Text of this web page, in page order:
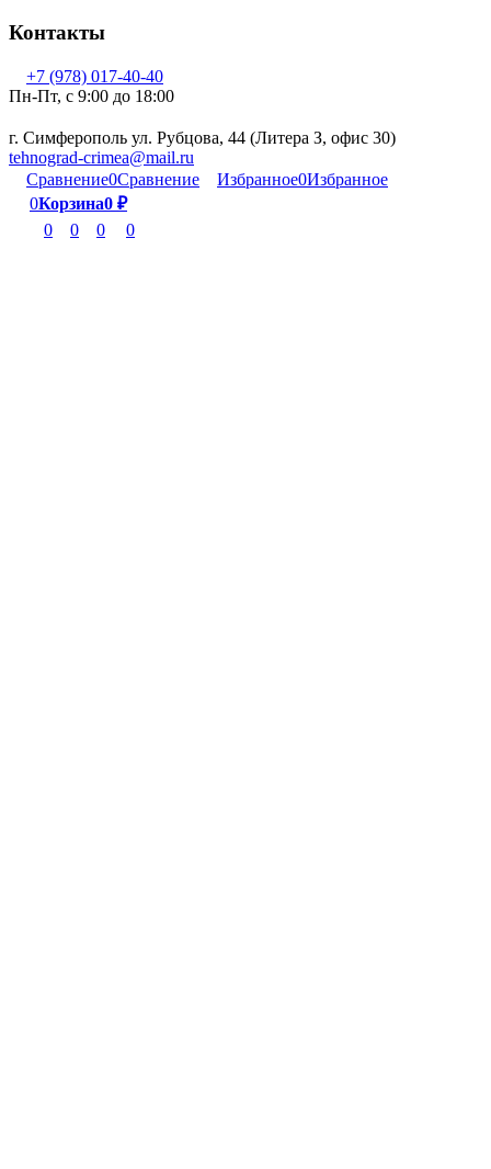
Контакты
+7 (978) 017-40-40
Пн-Пт, c 9:00 до 18:00
г. Симферополь ул. Рубцова, 44 (Литера З, офис 30)
tehnograd-crimea@mail.ru
Сравнение0Сравнение Избранное0Избранное
0Корзина0 ₽
0
0 0 0